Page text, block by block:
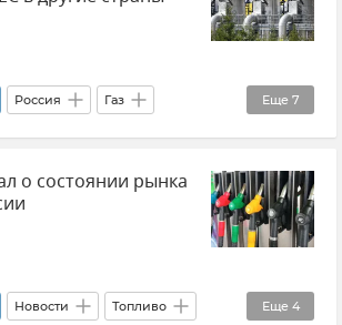
Еще 7
Россия Газ
газа в Европу Индия
Таиланд
о состоянии рынка
Еще 4
Новости Топливо